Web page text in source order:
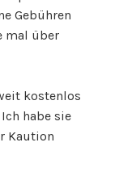
Gebühren
mal über
kostenlos
habe sie
Kaution